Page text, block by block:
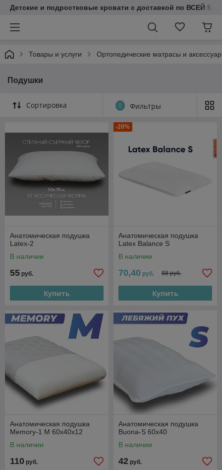
Детские и подростковые кровати с доставкой по ВСЕЙ
Товары и услуги Ортопедические матрасы и
Подушки
Сортировка 0 Фильтры
Анатомическая подушка
Latex-2
В наличии
55 руб.
Купить
-20%
Анатомическая подушка
Latex Balance S
В наличии
70,40 руб. 88 руб.
Купить
Анатомическая подушка
Memory-1 M 60x40x12
В наличии
110 руб.
Анатомическая подушка
Buona-S 60х40
В наличии
42 руб.